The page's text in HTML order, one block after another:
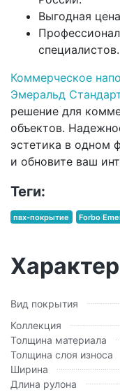
Выгодная
специалистов.
Коммерческое
Эмеральд
решение для
объектов.
эстетика в одном
и обновите ваш
Теги:
пвх-покрытие Forbo
Вид покрытия
Коллекция
Толщина материала
Толщина слоя износа
Ширина
Длина рулона